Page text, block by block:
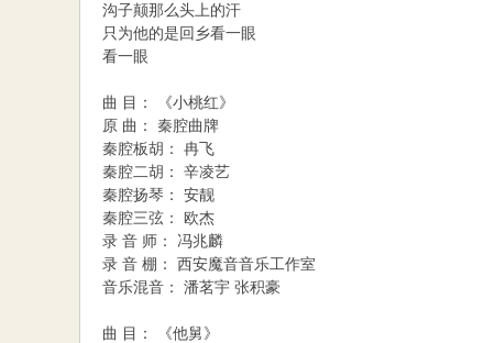
沟子颠那么头上的汗
只为他的是回乡看一眼
看一眼
曲 目： 《小桃红》
原 曲： 秦腔曲牌
秦腔板胡： 冉飞
秦腔二胡： 辛凌艺
秦腔扬琴： 安靓
秦腔三弦： 欧杰
录 音 师： 冯兆麟
录 音 棚： 西安魔音音乐工作室
音乐混音： 潘茗宇 张积豪
曲 目： 《他舅》